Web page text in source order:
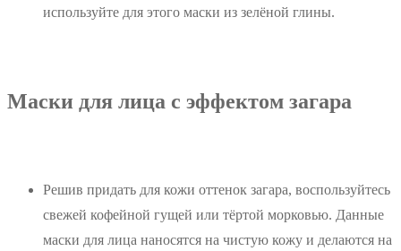
используйте для этого маски из зелёной глины.
Маски для лица с эффектом загара
Решив придать для кожи оттенок загара, воспользуйтесь
свежей кофейной гущей или тёртой морковью. Данные
маски для лица наносятся на чистую кожу и делаются на